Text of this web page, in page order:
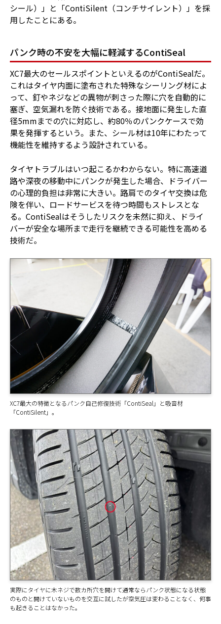
シール）」と「ContiSilent（コンチサイレント）」を採
用したことにある。
パンク時の不安を大幅に軽減するContiSeal
XC7最大のセールスポイントといえるのがContiSealだ。
これはタイヤ内面に塗布された特殊なシーリング材によ
って、釘やネジなどの異物が刺さった際に穴を自動的に
塞ぎ、空気漏れを防ぐ技術である。接地面に発生した直
径5mmまでの穴に対応し、約80％のパンクケースで効
果を発揮するという。また、シール材は10年にわたって
機能性を維持するよう設計されている。
タイヤトラブルはいつ起こるかわからない。特に高速道
路や深夜の移動中にパンクが発生した場合、ドライバー
の心理的負担は非常に大きい。路肩でのタイヤ交換は危
険を伴い、ロードサービスを待つ時間もストレスとな
る。ContiSealはそうしたリスクを未然に抑え、ドライ
バーが安全な場所まで走行を継続できる可能性を高める
技術だ。
XC7最大の特徴となるパンク自己修復技術「ContiSeal」と吸音材
「ContiSilent」。
実際にタイヤに木ネジで数カ所穴を開けて通常ならパンク状態になる状態
のものと開けていないものを交互に試したが空気圧は変わることなく、何事
も起きることはなかった。